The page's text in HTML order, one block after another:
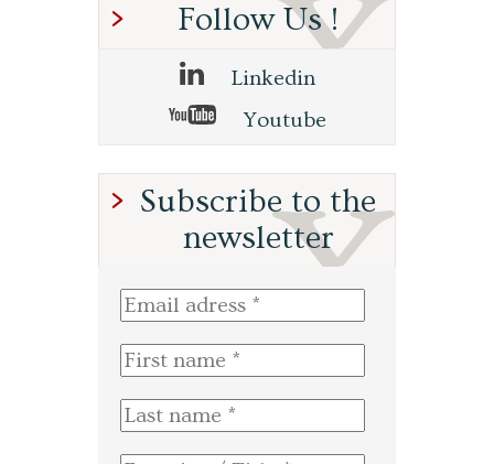
Follow Us !
Linkedin
Youtube
Subscribe to the
newsletter